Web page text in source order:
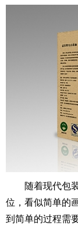
随着现代包
位，看似简单的
到简单的过程需